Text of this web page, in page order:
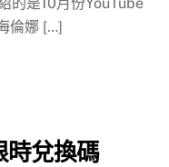
倫娜 […]
時兌換碼